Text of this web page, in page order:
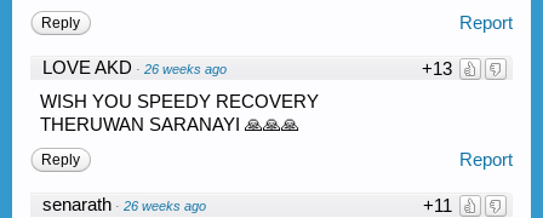
Report
Reply
+13
LOVE AKD · 26 weeks ago
WISH YOU SPEEDY RECOVERY
THERUWAN SARANAYI 🙏🙏🙏
Report
Reply
+11
senarath · 26 weeks ago